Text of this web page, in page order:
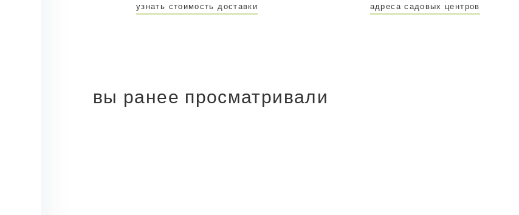
узнать стоимость доставки адреса садовых центров
вы ранее просматривали